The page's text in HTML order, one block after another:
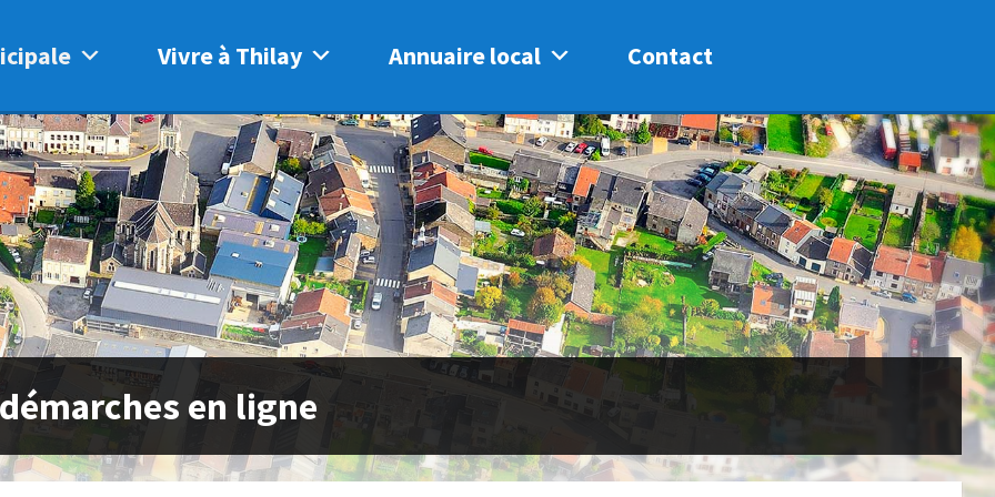
Vivre à Thilay Annuaire local Contact
en ligne